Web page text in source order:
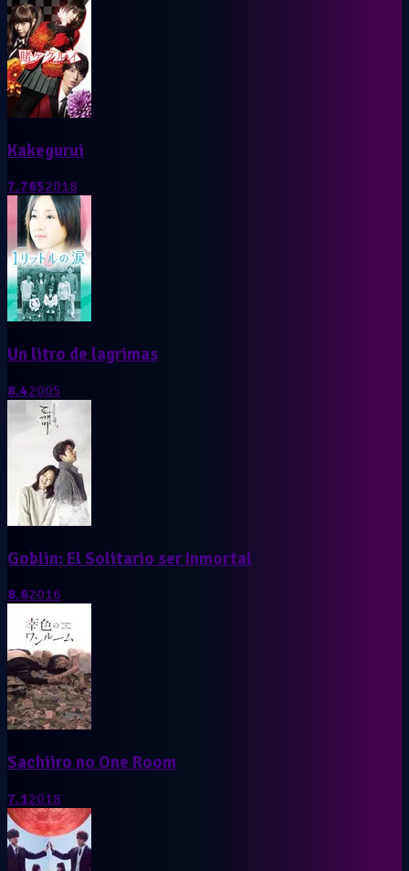
Kakegurui
7.7652018
Un litro de lagrimas
8.42005
Goblin: El Solitario ser Inmortal
8.62016
Sachiiro no One Room
7.12018